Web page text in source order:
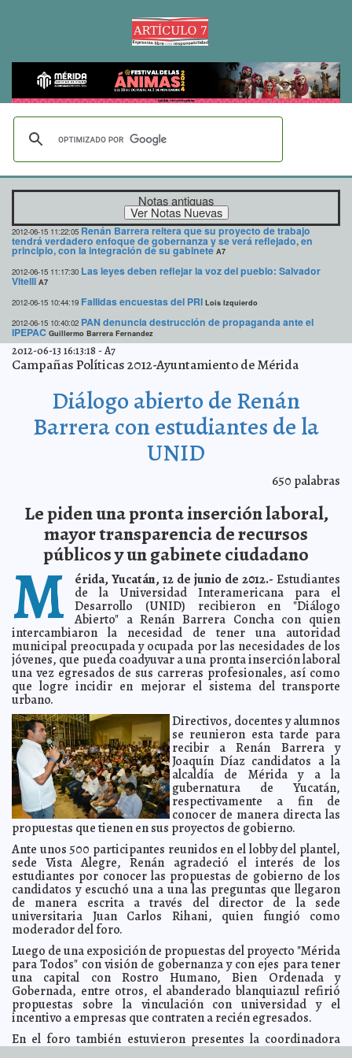
Notas antiguas
2012-06-15 11:22:05 Renán Barrera reitera que su proyecto de trabajo
tendrá verdadero enfoque de gobernanza y se verá reflejado, en
principio, con la integración de su gabinete A7
2012-06-15 11:17:30 Las leyes deben reflejar la voz del pueblo: Salvador
Vitelli A7
2012-06-15 10:44:19 Fallidas encuestas del PRI Lois Izquierdo
2012-06-15 10:40:02 PAN denuncia destrucción de propaganda ante el
IPEPAC Guillermo Barrera Fernandez
2012-06-15 10:17:31 Madagascar 3: Del zoológico al circo
2012-06-15 08:28:46 En espera del “Milagro Electoral 2012”
2012-06-15 07:56:01 Camila Vallejo apoya a #YoSoy132 A7
2012-06-15 07:52:49 Más democracia y más libertad, a nuestro alcance A7
Convirtió a su gato muerto en helicóptero
El Pentágono rendirá homenaje a soldados gay
Carlos Slim compra 8.4% de petrolera argentina A7
2012-06-15 06:55:43 México crecerá 4% este año
España manda a Irlanda a casa: 4-0
2012-06-15 06:46:04 Romney y Obama se pelean los 'Swing States'
Científicos logran curar el Ébola en macacos
2012-06-15 06:42:30 Autoridades chinas obligan a madre embarazada de 7
meses a abortar
2012-06-14 13:49:24 Histórico número de observadores electorales
Guillermo
Barrera Fernandez
2012-06-14 10:07:47 Disminución de muertes maternas mundiales no
supone mejoramiento de salud materna Guillermo Barrera Fernandez
2012-06-14 10:04:32 Mérida, antes y después Lois Izquierdo
2012-06-14 09:36:52
Barrera Fernandez
2012-06-14 09:13:03 Firma Sedesol compromiso por la transparencia:
Garantiza equidad en el proceso electoral Guillermo Barrera Fernandez
2012-06-14 08:42:11 Registrarán nuevos dominios en internet A7
2012-06-14 08:39:29 Mínimo 40 años a feminicidas A7
2012-06-14 08:38:07 Gracias al gobierno federal, bajan tarifas de
telecomunicaciones A7
2012-06-14 08:35:22 Josefina es más capaz de manejar la economía
2012-06-14 08:31:26 Venezuela fabrica drones A7
2012-06-14 08:27:51 Ex amante de Travolta escribiría sus memorias A7
2012-06-14 08:25:37 Sólido crecimiento del sistema bancario en México A7
2012-06-14 08:20:58 Obama festeja Día del Padre con almuerzo A7
Lanza JVM nueva aplicación para celulares Android
2012-06-13 16:47:12 Primera onda tropical de la temporada podría generar
fuertes lluvias para fin de semana en la Península de Yucatán A7
2012-06-13 16:42:27 Renán Barrera garantiza limpieza y fumigación de la
ciudad A7
2012-06-13 16:34:47 El PAN impulsará las actividades productivas en Tekal
de Venegas
Recorrido de Salvador Vitelli por la colonia Francisco I.
2012-06-13 16:13:18 -A7
Campañas Políticas 2012-Ayuntamiento de Mérida
Diálogo abierto de Renán
Barrera con estudiantes de la
UNID
650 palabras
Le piden una pronta inserción laboral,
mayor transparencia de recursos
públicos y un gabinete ciudadano
M érida, Yucatán, 12 de junio de 2012.- Estudiantes
de la Universidad Interamericana para el
Desarrollo (UNID) recibieron en "Diálogo
Abierto" a Renán Barrera Concha con quien
intercambiaron la necesidad de tener una autoridad
municipal preocupada y ocupada por las necesidades de los
jóvenes, que pueda coadyuvar a una pronta inserción laboral
una vez egresados de sus carreras profesionales, así como
que logre incidir en mejorar el sistema del transporte
urbano.
Directivos, docentes y alumnos
se reunieron esta tarde para
recibir a Renán Barrera y
Joaquín Díaz candidatos a la
alcaldía de Mérida y a la
gubernatura de Yucatán,
respectivamente a fin de
conocer de manera directa las
propuestas que tienen en sus proyectos de gobierno.
Ante unos 500 participantes reunidos en el lobby del plantel,
sede Vista Alegre, Renán agradeció el interés de los
estudiantes por conocer las propuestas de gobierno de los
candidatos y escuchó una a una las preguntas que llegaron
de manera escrita a través del director de la sede
universitaria Juan Carlos Rihani, quien fungió como
moderador del foro.
Luego de una exposición de propuestas del proyecto "Mérida
para Todos" con visión de gobernanza y con ejes para tener
una capital con Rostro Humano, Bien Ordenada y
Gobernada, entre otros, el abanderado blanquiazul refirió
propuestas sobre la vinculación con universidad y el
incentivo a empresas que contraten a recién egresados.
En el foro también estuvieron presentes la coordinadora
general del plantel Laura Méndez, además la candidata